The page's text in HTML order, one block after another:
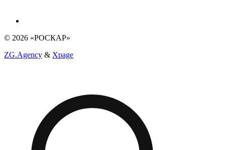
© 2026 «РОСКАР»
ZG.Agency & Xpage